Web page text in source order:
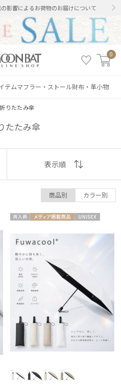
影響によるお荷物のお届けについて
0
テムマフラー・ストール財布・革小物
折りたたみ傘
たたみ傘
表示順
商品別 カラー別
荷
X